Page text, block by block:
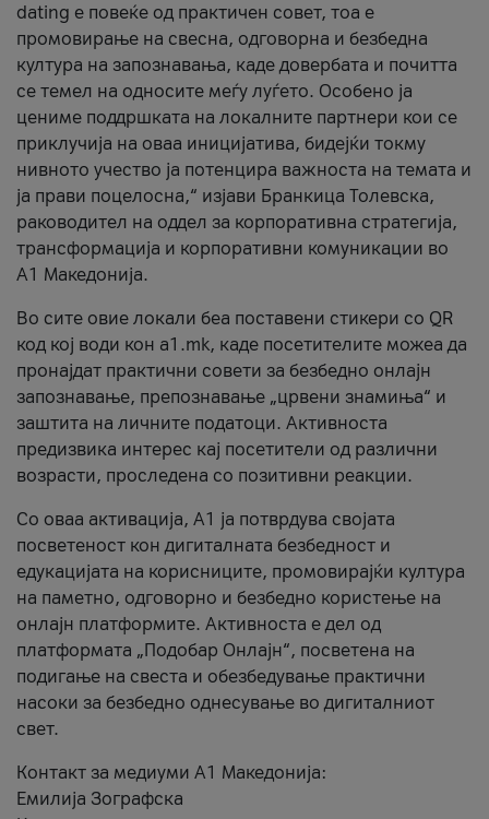
dating е повеќе од практичен совет, тоа е
промовирање на свесна, одговорна и безбедна
култура на запознавања, каде довербата и почитта
се темел на односите меѓу луѓето. Особено ја
цениме поддршката на локалните партнери кои се
приклучија на оваа иницијатива, бидејќи токму
нивното учество ја потенцира важноста на темата и
ја прави поцелосна,“ изјави Бранкица Толевска,
раководител на оддел за корпоративна стратегија,
трансформација и корпоративни комуникации во
А1 Македонија.
Во сите овие локали беа поставени стикери со QR
код кој води кон a1.mk, каде посетителите можеа да
пронајдат практични совети за безбедно онлајн
запознавање, препознавање „црвени знамиња“ и
заштита на личните податоци. Активноста
предизвика интерес кај посетители од различни
возрасти, проследена со позитивни реакции.
Со оваа активација, А1 ја потврдува својата
посветеност кон дигиталната безбедност и
едукацијата на корисниците, промовирајќи култура
на паметно, одговорно и безбедно користење на
онлајн платформите. Активноста е дел од
платформата „Подобар Онлајн“, посветена на
подигање на свеста и обезбедување практични
насоки за безбедно однесување во дигиталниот
свет.
Контакт за медиуми А1 Македонија:
Емилија Зографска